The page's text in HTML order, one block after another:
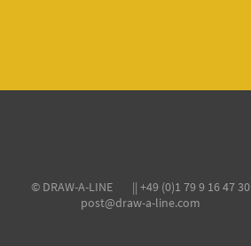
© DRAW-A-LINE || +49 (0)1 79 9 16 47 30
post@draw-a-line.com